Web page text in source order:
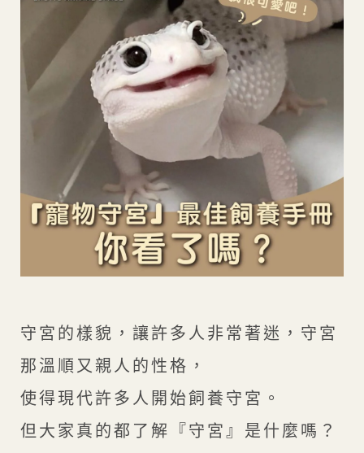
守宮的樣貌，讓許多人非常著迷，守宮
那溫順又親人的性格，
使得現代許多人開始飼養守宮。
但大家真的都了解『守宮』是什麼嗎？